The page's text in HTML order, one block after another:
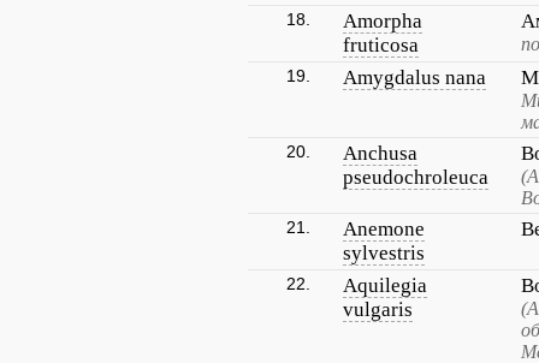
18.
Amorpha
fruticosa
19. Amygdalus nana
20.
Anchusa
pseudochroleuca
21.
Anemone
sylvestris
22.
Aquilegia
vulgaris